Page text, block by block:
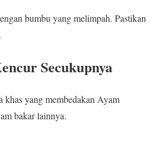
bumbu yang melimpah. Pastikan
Secukupnya
khas yang membedakan Ayam
bakar lainnya.